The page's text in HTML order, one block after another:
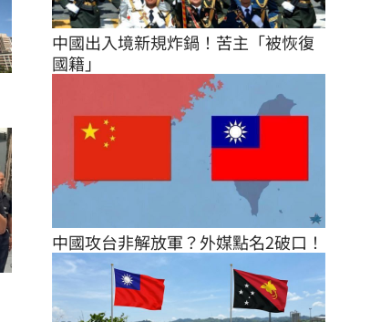
中國出入境新規炸鍋！苦主「被恢復
國籍」
中國攻台非解放軍？外媒點名2破口！